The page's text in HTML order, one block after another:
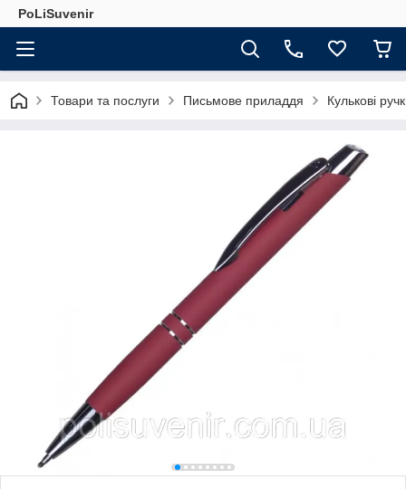
PoLiSuvenir
Товари та послуги Письмове приладдя Кулькові